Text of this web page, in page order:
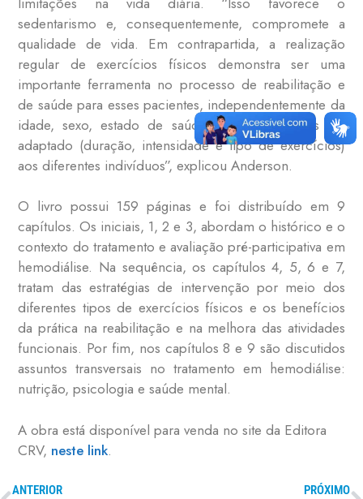
sedentarismo e, consequentemente, compromete a
qualidade de vida. Em contrapartida, a realização
regular de exercícios físicos demonstra ser uma
importante ferramenta no processo de reabilitação e
de saúde para esses pacientes, independentemente da
idade, sexo, estado de saúde, devendo apenas ser
adaptado (duração, intensidade e tipo de exercícios)
aos diferentes indivíduos”, explicou Anderson.
O livro possui 159 páginas e foi distribuído em 9
capítulos. Os iniciais, 1, 2 e 3, abordam o histórico e o
contexto do tratamento e avaliação pré-participativa em
hemodiálise. Na sequência, os capítulos 4, 5, 6 e 7,
tratam das estratégias de intervenção por meio dos
diferentes tipos de exercícios físicos e os benefícios
da prática na reabilitação e na melhora das atividades
funcionais. Por fim, nos capítulos 8 e 9 são discutidos
assuntos transversais no tratamento em hemodiálise:
nutrição, psicologia e saúde mental.
A obra está disponível para venda no site da Editora
CRV, neste link.
ANTERIOR PRÓXIMO